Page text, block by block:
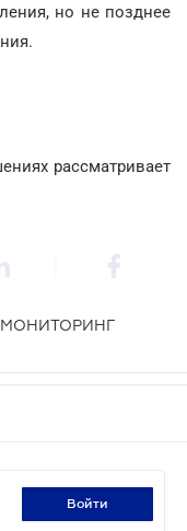
но не позднее
рассматривает
войти